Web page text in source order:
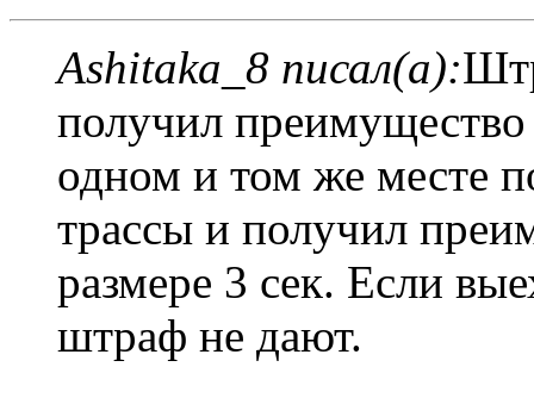
Ashitaka_8 писал(а):
получил
одном и том же месте
трассы и получил
размере 3 сек. Если
штраф не дают.